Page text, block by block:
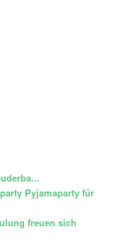
Pyjamaparty für